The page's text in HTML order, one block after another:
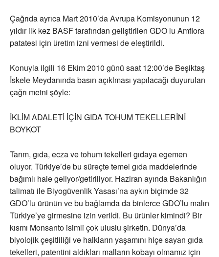
Çağrıda ayrıca Mart 2010’da Avrupa Komisyonunun 12
yıldır ilk kez BASF tarafından geliştirilen GDO lu Amflora
patatesi için üretim izni vermesi de eleştirildi.
Konuyla ilgili 16 Ekim 2010 günü saat 12:00’de Beşiktaş
İskele Meydanında basın açıklması yapılacağı duyurulan
çağrı metni şöyle:
İKLİM ADALETİ İÇİN GIDA TOHUM TEKELLERİNİ
BOYKOT
Tarım, gıda, ecza ve tohum tekelleri gıdaya egemen
oluyor. Türkiye’de bu süreçte temel gıda maddelerinde
bağımlı hale geliyor/getiriliyor. Haziran ayında Bakanlığın
talimatı ile Biyogüvenlik Yasası’na aykırı biçimde 32
GDO’lu ürünün ve bu bağlamda da binlerce GDO’lu malın
Türkiye’ye girmesine izin verildi. Bu ürünler kimindi? Bir
kısmı Monsanto isimli çok uluslu şirketin. Dünya’da
biyolojik çeşitliliği ve halkların yaşamını hiçe sayan gıda
tekelleri, patentini aldıkları malların kobayı olmamız için